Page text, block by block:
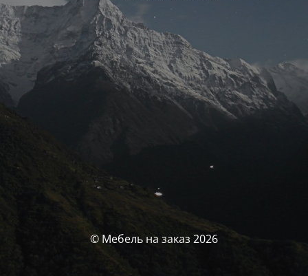
© Мебель на заказ 2026